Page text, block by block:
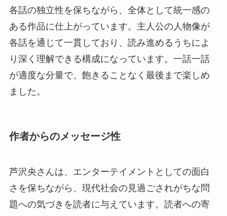
各話の独立性を保ちながら、全体として統一感の
ある作品に仕上がっています。主人公の人物像が
各話を通じて一貫しており、読み進めるうちによ
り深く理解できる構成になっています。一話一話
が適度な分量で、飽きることなく最後まで楽しめ
ました。
作者からのメッセージ性
芦沢央さんは、エンターテイメントとしての面白
さを保ちながら、現代社会の見過ごされがちな問
題への気づきを読者に与えています。読者への寄